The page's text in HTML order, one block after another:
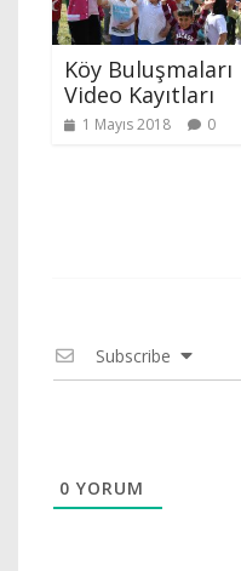
Köy Buluşmaları
Video Kayıtları
1 Mayıs 2018 0
Subscribe
0 YORUM